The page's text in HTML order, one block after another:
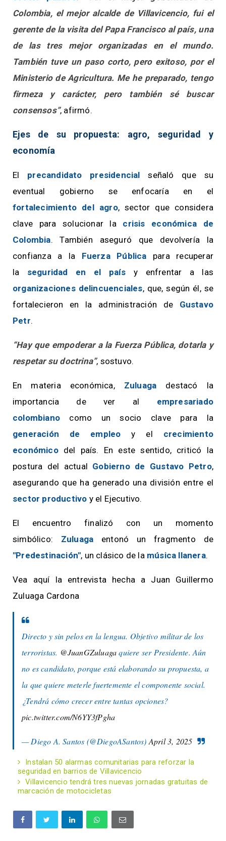
Colombia, el mejor alcalde de Villavicencio, fui el
gerente de la visita del Papa Francisco al país, una
de las tres mejor organizadas en el mundo.
También tuve un paso corto, pero exitoso, por el
Ministerio de Agricultura. Me he preparado, tengo
firmeza y carácter, pero también sé buscar
consensos”, afirmó.
Ejes de su propuesta: agro, seguridad y
economía
El precandidato presidencial señaló que su
eventual gobierno se enfocaría en el
fortalecimiento del agro, sector que considera
clave para solucionar la crisis económica de
Colombia. También aseguró que devolvería la
confianza a la Fuerza Pública para recuperar
la seguridad en el país y enfrentar a las
organizaciones delincuenciales, que, según él, se
fortalecieron en la administración de Gustavo
Petr.
“Hay que empoderar a la Fuerza Pública, dotarla y
respetar su doctrina”, sostuvo.
En materia económica, Zuluaga destacó la
importancia de ver al empresariado
colombiano como un socio clave para la
generación de empleo y el crecimiento
económicodel país. En este sentido, criticó la
postura del actual Gobierno de Gustavo Petro,
asegurando que ha generado una división entre el
sector productivo y el Ejecutivo.
El encuentro finalizó con un momento
simbólico: Zuluaga entonó un fragmento de
"Predestinación", un clásico de la música llanera.
Vea aquí la entrevista hecha a Juan Guillermo
Zuluaga Cardona
Directo y sin pelos en la lengua. Objetivo militar de los
terroristas. @JuanGZuluagaquiere ser Presidente. Aún
no es candidato, porque está elaborando su propuesta, a
la que quiere meterle fuertemente el componente social.
¿Tendrá cómo crecer entre tantas opciones?
pic.twitter.com/N6YY3fPgha
— Diego A. Santos (@DiegoASantos) April 3, 2025
Instalan 50 alarmas comunitarias para reforzar la
seguridad en barrios de Villavicencio
Villavicencio tendrá tres nuevas jornadas gratuitas de
marcación de motocicletas